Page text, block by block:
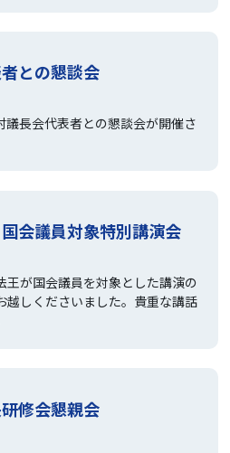
との懇談会
議長会代表者との懇談会が開催さ
会議員対象特別講演会
王が国会議員を対象とした講演の
越しくださいました。貴重な講話
修会懇親会